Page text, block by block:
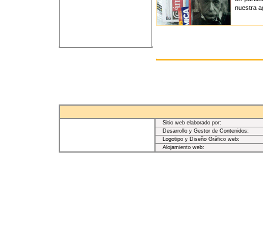
nuestra
Sitio web elaborado por:
Desarrollo y Gestor de Contenidos:
Logotipo y Diseño Gráfico web:
Alojamiento web: